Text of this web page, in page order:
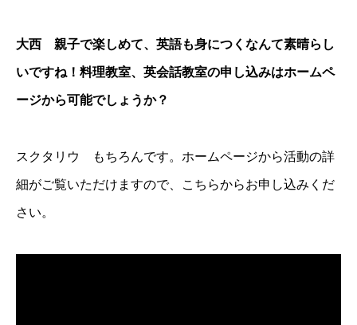
大西 親子で楽しめて、英語も身につくなんて素晴らし
いですね！料理教室、英会話教室の申し込みはホームペ
ージから可能でしょうか？
スクタリウ もちろんです。ホームページから活動の詳
細がご覧いただけますので、こちらからお申し込みくだ
さい。